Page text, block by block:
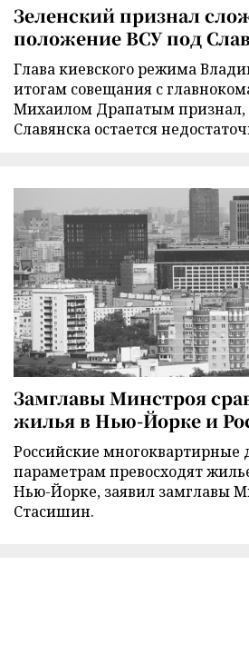
Зеленский признал
положение ВСУ под
Глава киевского режима
итогам совещания с
Михаилом Драпатым признал,
Славянска остается
Замглавы Минстроя
жилья в Нью-Йорке и
Российские
параметрам превосходят
Нью-Йорке, заявил замглавы
Стасишин.